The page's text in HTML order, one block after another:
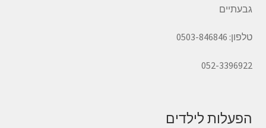
גבעתיים
טלפון: 0503-846846
052-3396922
הפעלות לילדים